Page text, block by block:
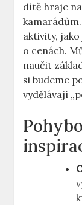
dítě hraje
aktivity,
o cenách.
naučit
si budeme
vydělávají